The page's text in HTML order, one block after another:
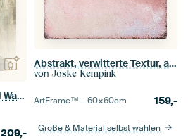
Stillleben im Japandi und Wabi-Sabi Stil
209,-
Abstrakt, verwitterte Textur, altrosa
von Joske Kempink
ArtFrame™ –60×60cm 159,-
Größe & Material selbst wählen